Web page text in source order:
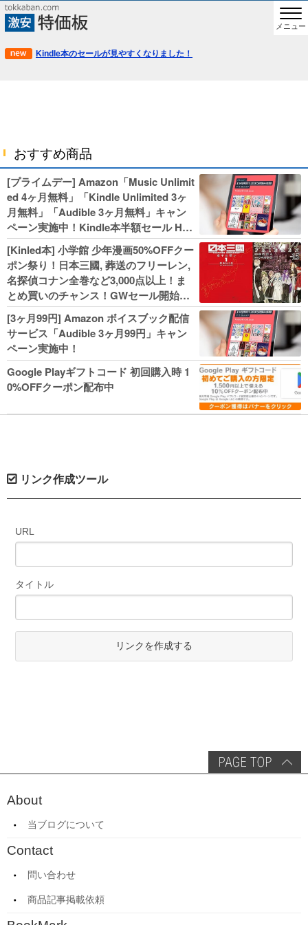
メニュー
Kindle本のセールが見やすくなりました！
おすすめ商品
[プライムデー] Amazon「Music Unlimit
ed 4ヶ月無料」「Kindle Unlimited 3ヶ
月無料」「Audible 3ヶ月無料」キャン
ペーン実施中！Kindle本半額セール HU
NTER×HUNTERなど集英社、無職転生,
幼女戦記などKADOKAWA、キャプテン
翼100円セールも！
[Kinled本] 小学館 少年漫画50%OFFクー
ポン祭り！日本三國, 葬送のフリーレン,
名探偵コナン全巻など3,000点以上！ま
とめ買いのチャンス！GWセール開始！
人気コミック多数 カドカワ祭やIT関連本
がセールに！
[3ヶ月99円] Amazon ボイスブック配信
サービス「Audible 3ヶ月99円」キャン
ペーン実施中！
Google Playギフトコード 初回購入時 1
0%OFFクーポン配布中
リンク作成ツール
URL
タイトル
リンクを作成する
About
当ブログについて
Contact
問い合わせ
商品記事掲載依頼